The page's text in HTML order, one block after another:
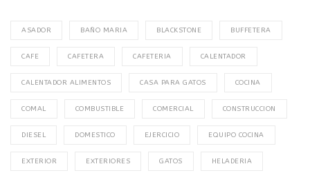
ASADOR BAÑO MARIA BLACKSTONE BUFFETERA
CAFE CAFETERA CAFETERIA CALENTADOR
CALENTADOR ALIMENTOS CASA PARA GATOS COCINA
COMAL COMBUSTIBLE COMERCIAL CONSTRUCCION
DIESEL DOMESTICO EJERCICIO EQUIPO COCINA
EXTERIOR EXTERIORES GATOS HELADERIA